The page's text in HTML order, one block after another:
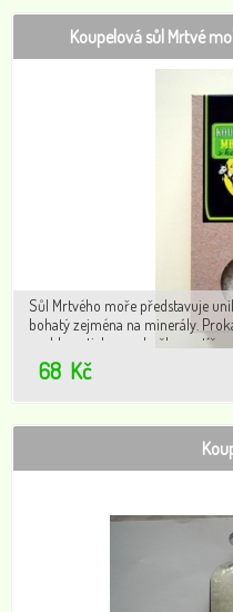
Koupelová sůl Mrtvé
Sůl Mrtvého moře představuje
bohatý zejména na minerály.
problematickou pokožku, potíže
ozdravení a posílení organismu.
68 Kč